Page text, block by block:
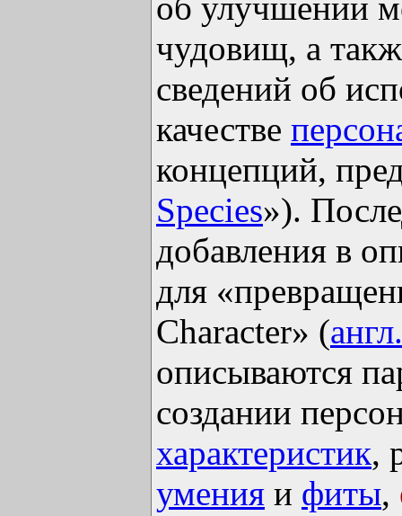
об улучшении
чудовищ, а
сведений об
качестве
концепций,
Species»).
добавления в
для
Character» (англ.
описываются
создании
характеристик,
умения и фиты,